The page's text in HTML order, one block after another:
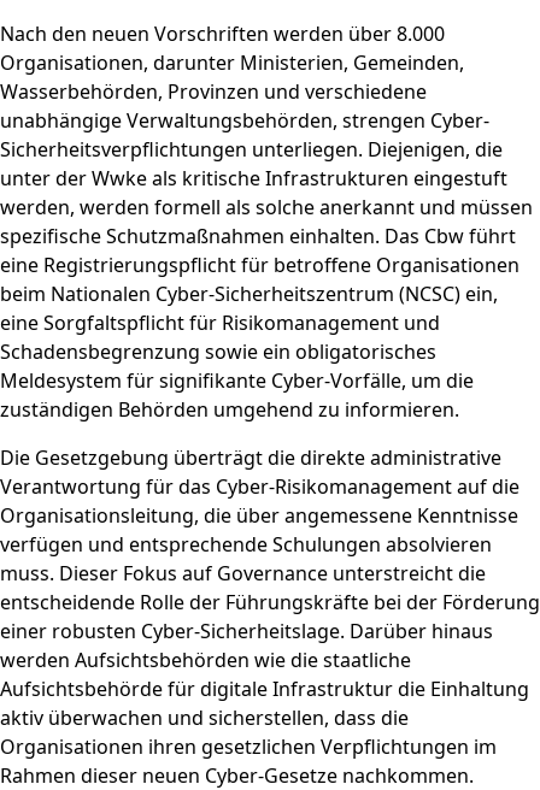
Nach den neuen Vorschriften werden über 8.000
Organisationen, darunter Ministerien, Gemeinden,
Wasserbehörden, Provinzen und verschiedene
unabhängige Verwaltungsbehörden, strengen Cyber-
Sicherheitsverpflichtungen unterliegen. Diejenigen, die
unter der Wwke als kritische Infrastrukturen eingestuft
werden, werden formell als solche anerkannt und müssen
spezifische Schutzmaßnahmen einhalten. Das Cbw führt
eine Registrierungspflicht für betroffene Organisationen
beim Nationalen Cyber-Sicherheitszentrum (NCSC) ein,
eine Sorgfaltspflicht für Risikomanagement und
Schadensbegrenzung sowie ein obligatorisches
Meldesystem für signifikante Cyber-Vorfälle, um die
zuständigen Behörden umgehend zu informieren.
Die Gesetzgebung überträgt die direkte administrative
Verantwortung für das Cyber-Risikomanagement auf die
Organisationsleitung, die über angemessene Kenntnisse
verfügen und entsprechende Schulungen absolvieren
muss. Dieser Fokus auf Governance unterstreicht die
entscheidende Rolle der Führungskräfte bei der Förderung
einer robusten Cyber-Sicherheitslage. Darüber hinaus
werden Aufsichtsbehörden wie die staatliche
Aufsichtsbehörde für digitale Infrastruktur die Einhaltung
aktiv überwachen und sicherstellen, dass die
Organisationen ihren gesetzlichen Verpflichtungen im
Rahmen dieser neuen Cyber-Gesetze nachkommen.